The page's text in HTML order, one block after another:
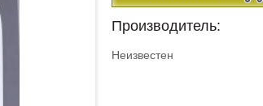
Производитель:
Неизвестен